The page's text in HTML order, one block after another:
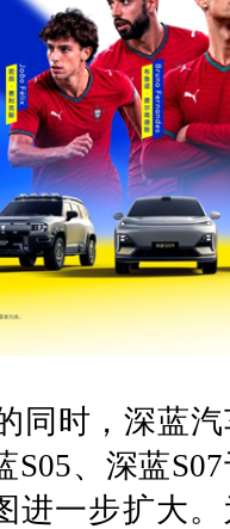
时，深蓝汽
S05、深蓝S07
进一步扩大